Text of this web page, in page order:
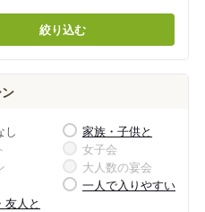
絞り込む
し
家族・子供と
女子会
大人数の宴会
一人で入りやすい
友人と